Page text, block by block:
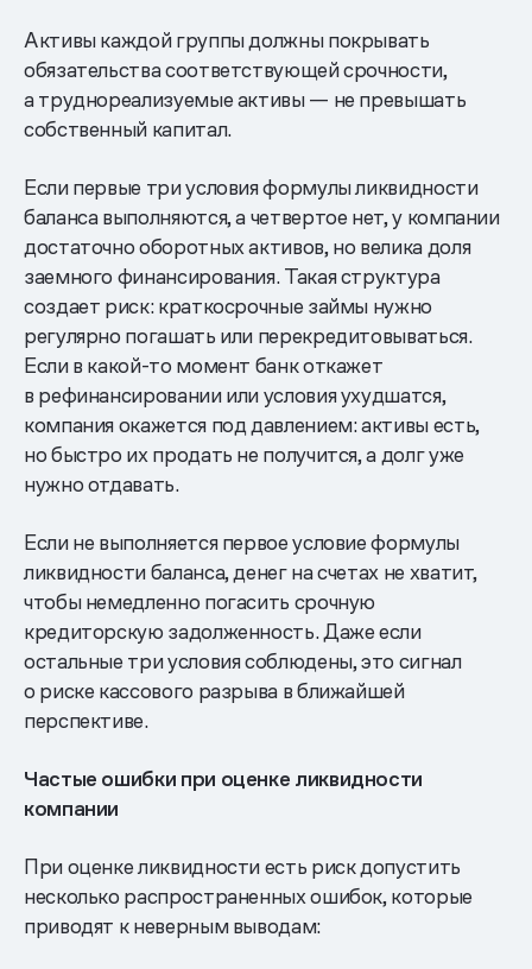
Активы каждой группы должны покрывать
обязательства соответствующей срочности,
а труднореализуемые активы — не превышать
собственный капитал.
Если первые три условия формулы ликвидности
баланса выполняются, а четвертое нет, у компании
достаточно оборотных активов, но велика доля
заемного финансирования. Такая структура
создает риск: краткосрочные займы нужно
регулярно погашать или перекредитовываться.
Если в какой-то момент банк откажет
в рефинансировании или условия ухудшатся,
компания окажется под давлением: активы есть,
но быстро их продать не получится, а долг уже
нужно отдавать.
Если не выполняется первое условие формулы
ликвидности баланса, денег на счетах не хватит,
чтобы немедленно погасить срочную
кредиторскую задолженность. Даже если
остальные три условия соблюдены, это сигнал
о риске кассового разрыва в ближайшей
перспективе.
Частые ошибки при оценке ликвидности
компании
При оценке ликвидности есть риск допустить
несколько распространенных ошибок, которые
приводят к неверным выводам: